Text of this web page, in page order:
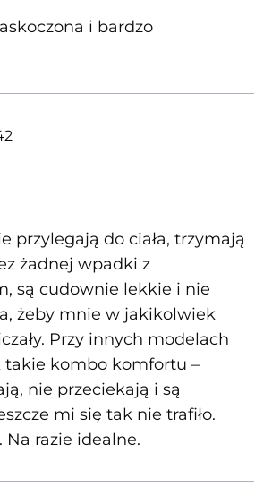
i bardzo
5 spośród 5 gwiazdek
przylegają do ciała, trzymają
żadnej wpadki z
są cudownie lekkie i nie
żeby mnie w jakikolwiek
Przy innych modelach
kombo komfortu –
nie przeciekają i są
mi się tak nie trafiło.
Na razie idealne.